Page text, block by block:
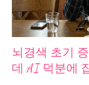
회는 “일반 마사지도 5만
원이라니, 의료 사망선고
에서도 “마사지보다 싼
응이 쏟아졌다. 왜 정부
온 이야기가 아니었다.
하면 도수치료’…과잉진
뇌경색 초기
데 AI 덕분에